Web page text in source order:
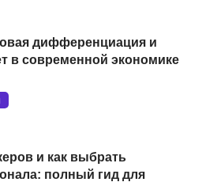
дифференциация и
в современной экономике
и как выбрать
полный гид для